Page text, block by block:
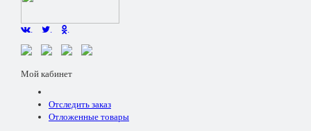
Мой кабинет
Отследить заказ
Отложенные товары